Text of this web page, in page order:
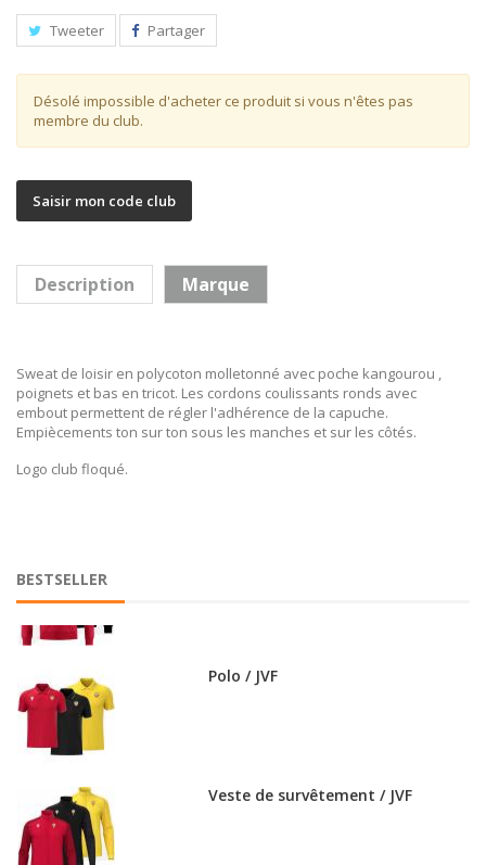
Tweeter Partager
Désolé impossible d'acheter ce produit si vous n'êtes pas
membre du club.
Saisir mon code club
Description Marque
Sweat de loisir en polycoton molletonné avec poche kangourou ,
poignets et bas en tricot. Les cordons coulissants ronds avec
embout permettent de régler l'adhérence de la capuche.
Empiècements ton sur ton sous les manches et sur les côtés.
Logo club floqué.
BESTSELLER
Sous-maillot / JVF
Maillot / JVF